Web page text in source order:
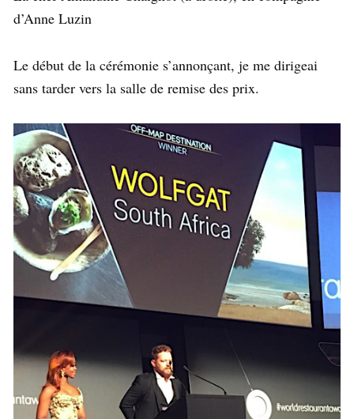
d’Anne Luzin
Le début de la cérémonie s’annonçant, je me dirigeai
sans tarder vers la salle de remise des prix.